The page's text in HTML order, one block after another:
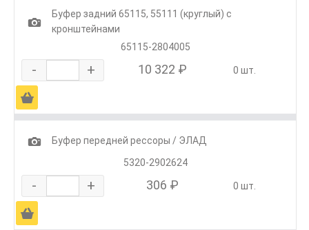
1
Буфер задний 65115, 55111 (круглый) с
кронштейнами
65115-2804005
- + 10 322 ₽ 0 шт.
Ä
1
Буфер передней рессоры / ЭЛАД
5320-2902624
- + 306 ₽ 0 шт.
Ä